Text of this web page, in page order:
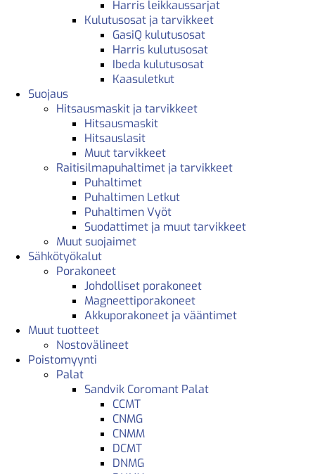
Harris leikkaussarjat
Kulutusosat ja tarvikkeet
GasiQ kulutusosat
Harris kulutusosat
Ibeda kulutusosat
Kaasuletkut
Suojaus
Hitsausmaskit ja tarvikkeet
Hitsausmaskit
Hitsauslasit
Muut tarvikkeet
Raitisilmapuhaltimet ja tarvikkeet
Puhaltimet
Puhaltimen Letkut
Puhaltimen Vyöt
Suodattimet ja muut tarvikkeet
Muut suojaimet
Sähkötyökalut
Porakoneet
Johdolliset porakoneet
Magneettiporakoneet
Akkuporakoneet ja vääntimet
Muut tuotteet
Nostovälineet
Poistomyynti
Palat
Sandvik Coromant Palat
CCMT
CNMG
CNMM
DCMT
DNMG